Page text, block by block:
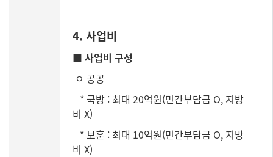
4. 사업비
■ 사업비 구성
ㅇ 공공
* 국방 : 최대 20억원(민간부담금 O, 지방
비 X)
* 보훈 : 최대 10억원(민간부담금 O, 지방
비 X)